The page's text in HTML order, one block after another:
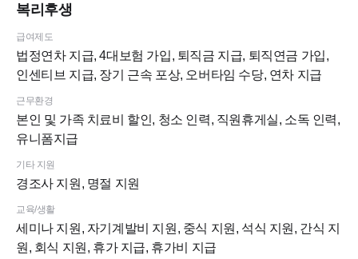
복리후생
급여제도
법정연차 지급, 4대보험 가입, 퇴직금 지급, 퇴직연금 가입,
인센티브 지급, 장기 근속 포상, 오버타임 수당, 연차 지급
근무환경
본인 및 가족 치료비 할인, 청소 인력, 직원휴게실, 소독 인력,
유니폼지급
기타 지원
경조사 지원, 명절 지원
교육/생활
세미나 지원, 자기계발비 지원, 중식 지원, 석식 지원, 간식 지
원, 회식 지원, 휴가 지급, 휴가비 지급